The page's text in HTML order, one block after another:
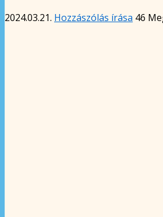
2024.03.21. Hozzászólás írása 46